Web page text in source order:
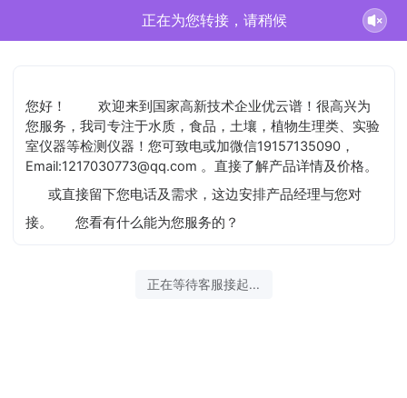
正在为您转接，请稍候
您好！
欢迎来到国家高新技术企业优云谱！很高兴为
您服务，我司专注于水质，食品，土壤，植物生理类、实验
室仪器等检测仪器！您可致电或加微信19157135090，
Email:1217030773@qq.com 。直接了解产品详情及价格。
或直接留下您电话及需求，这边安排产品经理与您对
接。
您看有什么能为您服务的？
正在等待客服接起...